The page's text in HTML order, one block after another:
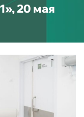
20 мая